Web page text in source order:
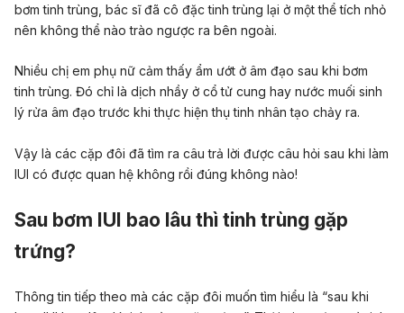
bơm tinh trùng, bác sĩ đã cô đặc tinh trùng lại ở một thể tích nhỏ
nên không thể nào trào ngược ra bên ngoài.
Nhiều chị em phụ nữ cảm thấy ẩm ướt ở âm đạo sau khi bơm
tinh trùng. Đó chỉ là dịch nhầy ở cổ tử cung hay nước muối sinh
lý rửa âm đạo trước khi thực hiện thụ tinh nhân tạo chảy ra.
Vậy là các cặp đôi đã tìm ra câu trả lời được câu hỏi sau khi làm
IUI có được quan hệ không rồi đúng không nào!
Sau bơm IUI bao lâu thì tinh trùng gặp
trứng?
Thông tin tiếp theo mà các cặp đôi muốn tìm hiểu là “sau khi